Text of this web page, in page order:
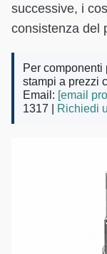
successive, i
consistenza del
Per
stampi a prezzi
Email: [email
1317 |
Richiedi